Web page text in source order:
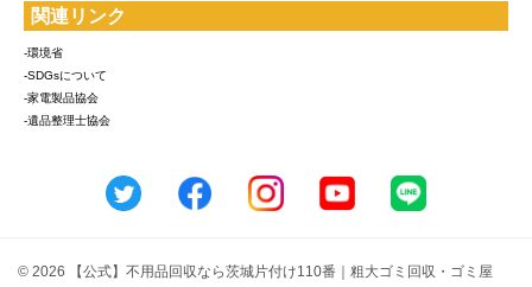
関連リンク
-環境省
-SDGsについて
-家電製品協会
-遺品整理士協会
© 2026 【公式】不用品回収なら茨城片付け110番｜粗大ゴミ回収・ゴミ屋